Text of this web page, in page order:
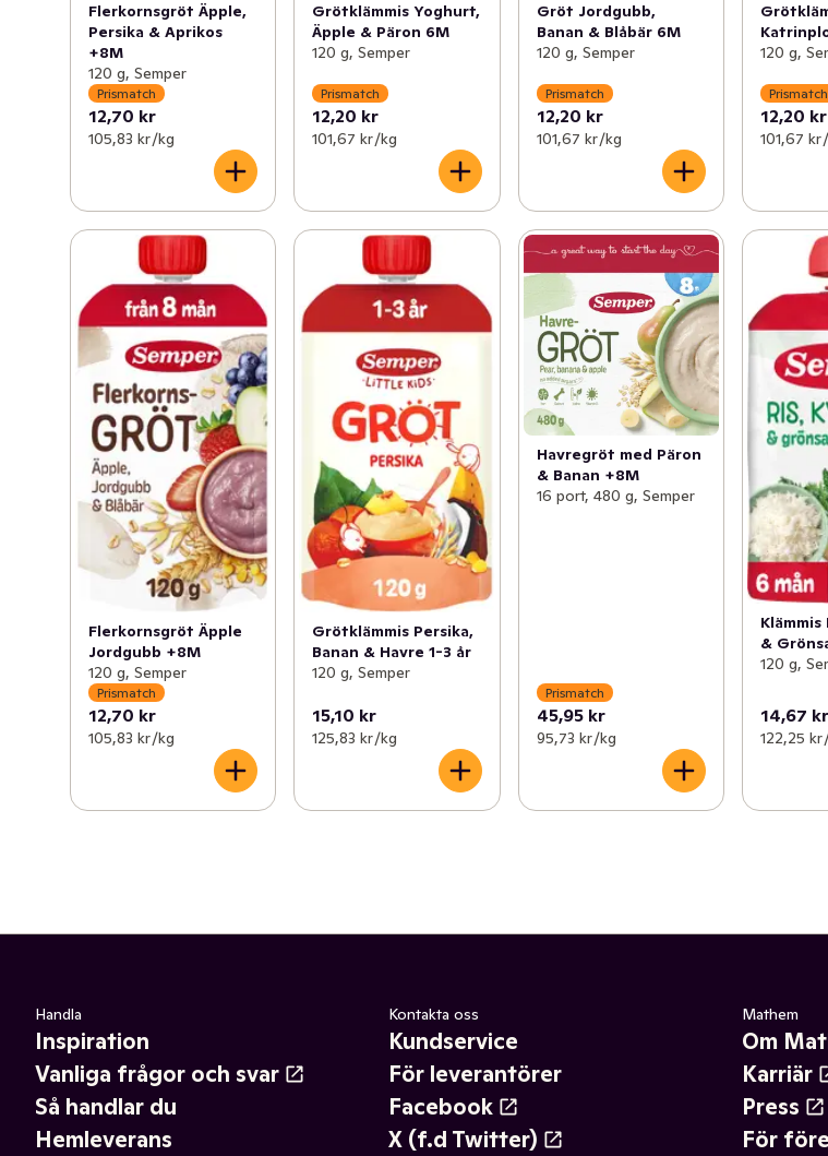
Flerkornsgröt Äpple,
Persika & Aprikos
+8M
120 g, Semper
Prismatch
12,70 kr
105,83 kr /kg
Grötklämmis Yoghurt,
Äpple & Päron 6M
120 g, Semper
Prismatch
12,20 kr
101,67 kr /kg
Gröt Jordgubb,
Banan & Blåbär 6M
120 g, Semper
Prismatch
12,20 kr
101,67 kr /kg
120 g,
Prismatch
12,20 kr
101,67 kr
Flerkornsgröt Äpple
Jordgubb +8M
120 g, Semper
Prismatch
12,70 kr
105,83 kr /kg
Grötklämmis Persika,
Banan & Havre 1-3 år
120 g, Semper
15,10 kr
125,83 kr /kg
Havregröt med Päron
& Banan +8M
16 port, 480 g, Semper
Prismatch
45,95 kr
95,73 kr /kg
Klämmis
&
120 g,
14,67 kr
122,25 kr
Handla
Inspiration
Vanliga frågor och svar
Så handlar du
Hemleverans
Kontakta oss
Kundservice
För leverantörer
Facebook
X (f.d Twitter)
Mathem
Om
Karriär
Press
För